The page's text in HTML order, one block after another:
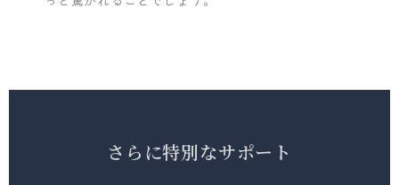
さらに特別なサポート